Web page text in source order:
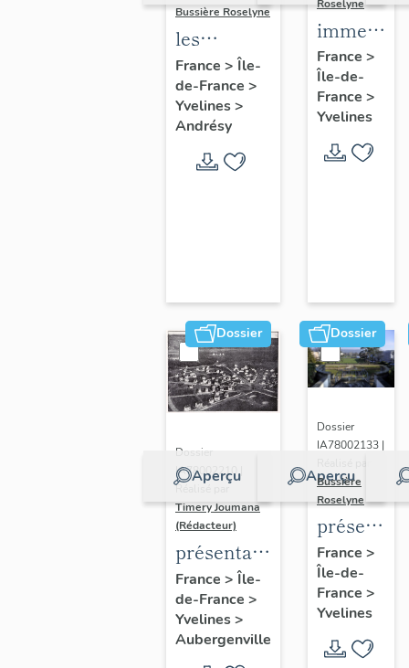
Bussière Roselyne
les
immeubles,
maisons et
fermes du
canton
d'Andrésy
France > Île-
de-France >
Yvelines>
Andrésy
Roselyne
maisons,
fermes
France >
Île-de-
France >
Yvelines
Dossier
Aperçu
Dossier
IA78002210 |
Réalisé par
Timery Joumana
(Rédacteur)
présentation
de l'étude
d'Elisabethville
France > Île-
de-France >
Yvelines>
Aubergenville
Dossier
Aperçu
Dossier
IA78002133 |
Bussière
Roselyne
du
diagnostic
et
France >
Île-de-
France >
Yvelines